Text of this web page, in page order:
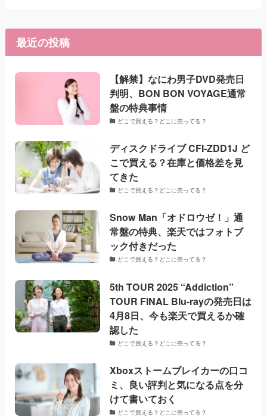
最近の投稿
【解禁】なにわ男子DVD発売日
判明、BON BON VOYAGE通常
盤の特典事情
どこで買える？どこに売ってる？
ディスクドライブ CFI-ZDD1J ど
こで買える？在庫と価格差を見
てきた
どこで買える？どこに売ってる？
Snow Man「オドロウゼ！」通
常盤の特典、楽天ではフォトブ
ック付きだった
どこで買える？どこに売ってる？
5th TOUR 2025 “Addiction”
TOUR FINAL Blu-rayの発売日は
4月8日、今も楽天で買えるか確
認した
どこで買える？どこに売ってる？
Xboxストームブレイカーの口コ
ミ、良い評判と気になる点を分
けて書いておく
どこで買える？どこに売ってる？